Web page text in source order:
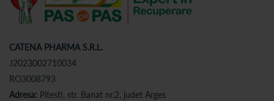
CATENA PHARMA S.R.L.
J2023002710034
RO3008793
Adresa: Pitesti, str. Banat nr.2, judet Arges